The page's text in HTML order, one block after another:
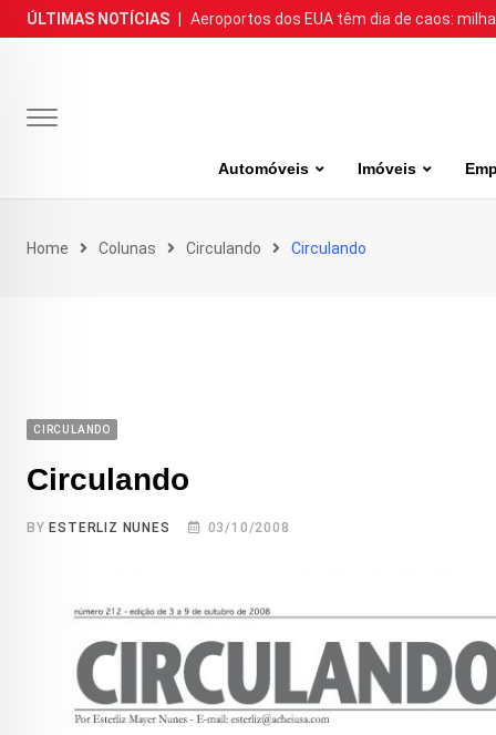
Skip
to
ÚLTIMAS NOTÍCIAS Aeroportos dos EUA têm dia de caos:
Automóveis Imóveis
Home Colunas Circulando Circulando
CIRCULANDO
Circulando
BY ESTERLIZ NUNES 03/10/2008